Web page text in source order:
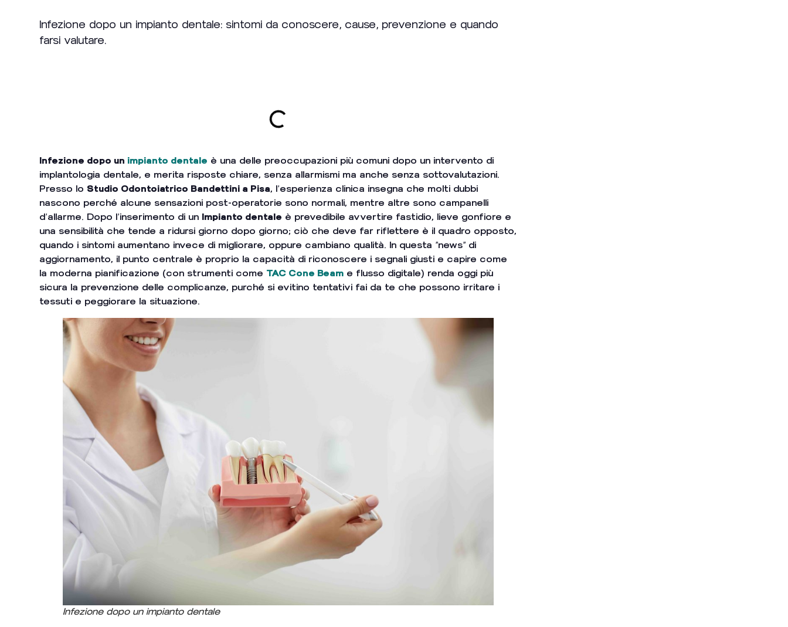
Infezione dopo un impianto dentale: sintomi da conoscere, cause, prevenzione e quando
farsi valutare.
Infezione dopo un impianto dentale è una delle preoccupazioni più comuni dopo un intervento di
implantologia dentale, e merita risposte chiare, senza allarmismi ma anche senza sottovalutazioni.
Presso lo Studio Odontoiatrico Bandettini a Pisa, l’esperienza clinica insegna che molti dubbi
nascono perché alcune sensazioni post-operatorie sono normali, mentre altre sono campanelli
d’allarme. Dopo l’inserimento di un Impianto dentale è prevedibile avvertire fastidio, lieve gonfiore e
una sensibilità che tende a ridursi giorno dopo giorno; ciò che deve far riflettere è il quadro opposto,
quando i sintomi aumentano invece di migliorare, oppure cambiano qualità. In questa “news” di
aggiornamento, il punto centrale è proprio la capacità di riconoscere i segnali giusti e capire come
la moderna pianificazione (con strumenti come TAC Cone Beam e flusso digitale) renda oggi più
sicura la prevenzione delle complicanze, purché si evitino tentativi fai da te che possono irritare i
tessuti e peggiorare la situazione.
Infezione dopo un impianto dentale